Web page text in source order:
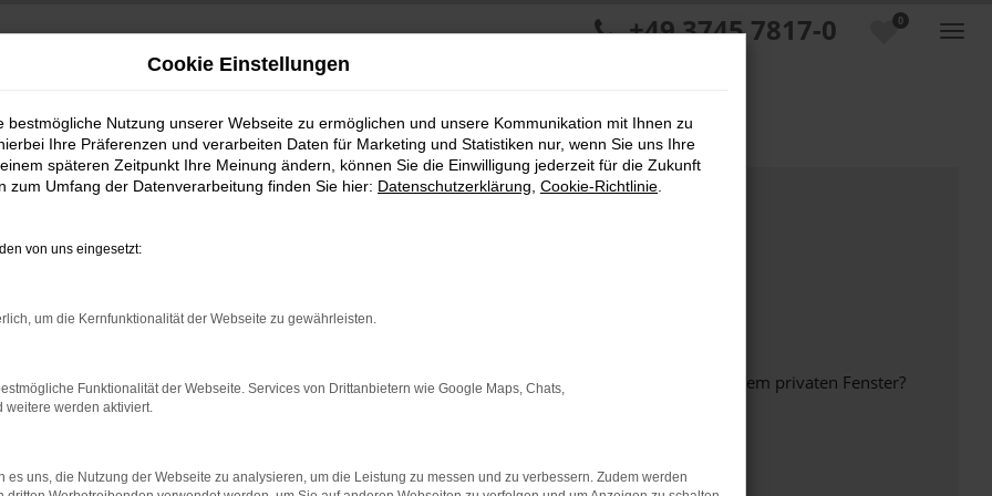
0
+49 3745 7817-0
bestimmter Seiten verhindern. Funktioniert die Seite in einem anderen Browser oder in einem privaten Fenster?
auf dem neuesten Stand sind.
Cookie Einstellungen
bestmögliche Nutzung unserer Webseite zu ermöglichen und unsere Kommunikation mit Ihnen zu
Ihre Präferenzen und verarbeiten Daten für Marketing und Statistiken nur, wenn Sie uns Ihre
späteren Zeitpunkt Ihre Meinung ändern, können Sie die Einwilligung jederzeit für die Zukunft
zum Umfang der Datenverarbeitung finden Sie hier: Datenschutzerklärung Cookie-Richtlinie
von uns eingesetzt:
um die Kernfunktionalität der Webseite zu gewährleisten.
Funktionalität der Webseite. Services von Drittanbietern wie Google Maps, Chats,
weitere werden aktiviert.
es uns, die Nutzung der Webseite zu analysieren, um die Leistung zu messen und zu verbessern. Zudem werden